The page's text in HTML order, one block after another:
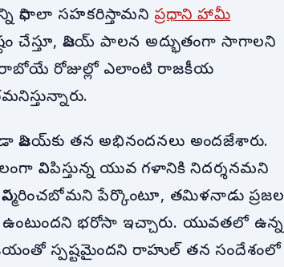
విధాలా సహకరిస్తామని ప్రధాని హామీ
చేస్తూ, విజయ్ పాలన అద్భుతంగా సాగాలని
రాబోయే రోజుల్లో ఎలాంటి రాజకీయ
విజయ్‌కు తన అభినందనలు అందజేశారు.
వినిపిస్తున్న యువ గళానికి నిదర్శనమని
పేర్కొంటూ, తమిళనాడు ప్రజల
ఉంటుందని భరోసా ఇచ్చారు. యువతలో ఉన్న
స్పష్టమైందని రాహుల్ తన సందేశంలో